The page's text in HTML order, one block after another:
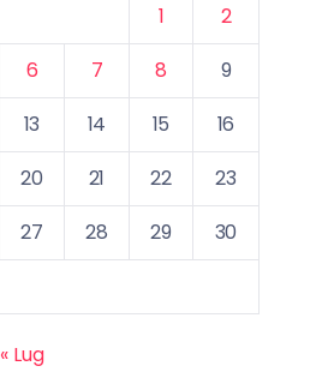
1
2
6 7 8
9
13 14 15
16
20 21 22
23
27 28 29
30
« Lug